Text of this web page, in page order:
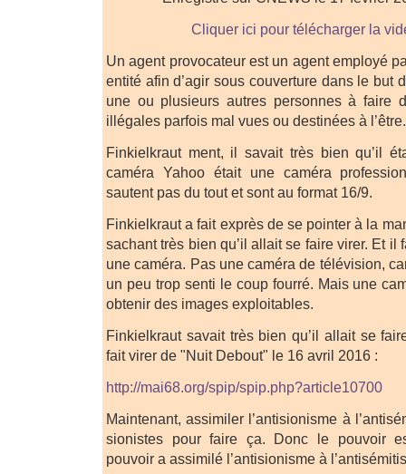
Cliquer ici pour télécharger la
Un agent provocateur est un agent employé
entité afin d’agir sous couverture dans le but
une ou plusieurs autres personnes à faire
illégales parfois mal vues ou destinées à l’être.
Finkielkraut ment, il savait très bien qu’il
caméra Yahoo était une caméra
sautent pas du tout et sont au format 16/9.
Finkielkraut a fait exprès de se pointer à la
sachant très bien qu’il allait se faire virer. Et il
une caméra. Pas une caméra de télévision,
un peu trop senti le coup fourré. Mais une
obtenir des images exploitables.
Finkielkraut savait très bien qu’il allait se
fait virer de "Nuit Debout" le 16 avril 2016 :
http://mai68.org/spip/spip.php?article10700
Maintenant, assimiler l’antisionisme à
sionistes pour faire ça. Donc le pouvoir
pouvoir a assimilé l’antisionisme à